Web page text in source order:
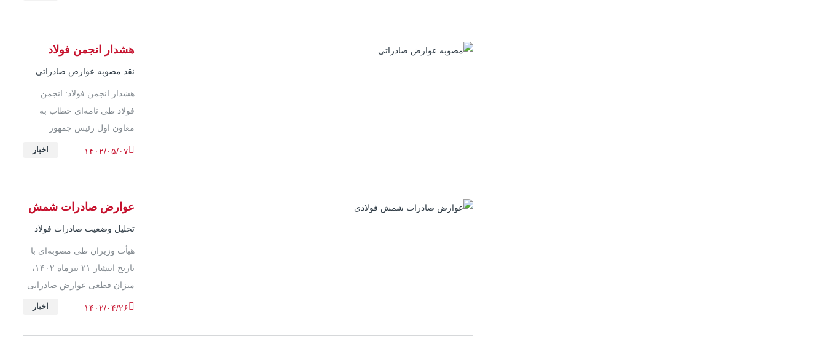
هشدار انجمن فولاد
نسبت به تضعیف
نقد مصوبه عوارض صادراتی
هشدار انجمن فولاد: انجمن
فولاد طی نامه‌ای خطاب به
معاون اول رئیس جمهور
خواستار بازنگری در مصوبه
شد.
۱۴۰۲/۰۵/۰۷ اخبار
عوارض صادرات شمش
فولادی
تحلیل وضعیت صادرات فولاد
میانی و مواد اولیه در سال
جاری
هیأت وزیران طی مصوبه‌ای با
تاریخ انتشار ۲۱ تیرماه ۱۴۰۲،
میزان قطعی عوارض صادراتی
مواد خام و نیمه‌خام را به
مصوبه، عوارض صادرات...
۱۴۰۲/۰۴/۲۶ اخبار